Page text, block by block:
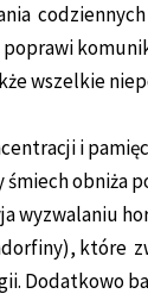
poprawi
wszelkie
i
obniża
wyzwalaniu
które
Dodatkowo